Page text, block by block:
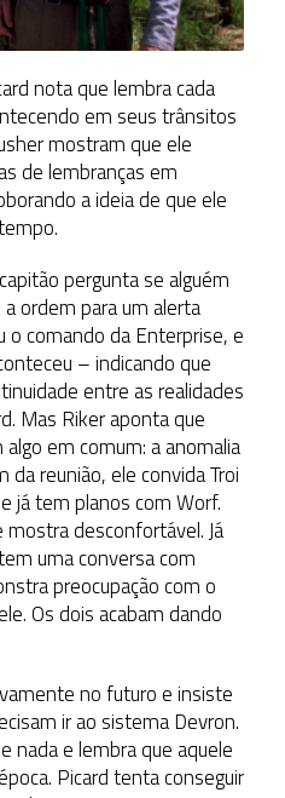
nota que lembra cada
em seus trânsitos
mostram que ele
de lembranças em
a ideia de que ele
pergunta se alguém
ordem para um alerta
o comando da Enterprise, e
– indicando que
entre as realidades
Mas Riker aponta que
em comum: a anomalia
reunião, ele convida Troi
já tem planos com Worf.
desconfortável. Já
uma conversa com
preocupação com o
Os dois acabam dando
no futuro e insiste
ir ao sistema Devron.
nada e lembra que aquele
Picard tenta conseguir